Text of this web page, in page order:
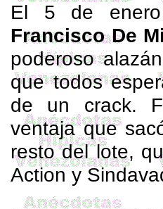
El 5 de
Francisco De
poderoso
que todos
de un crack.
ventaja que
resto del lote,
Actiony